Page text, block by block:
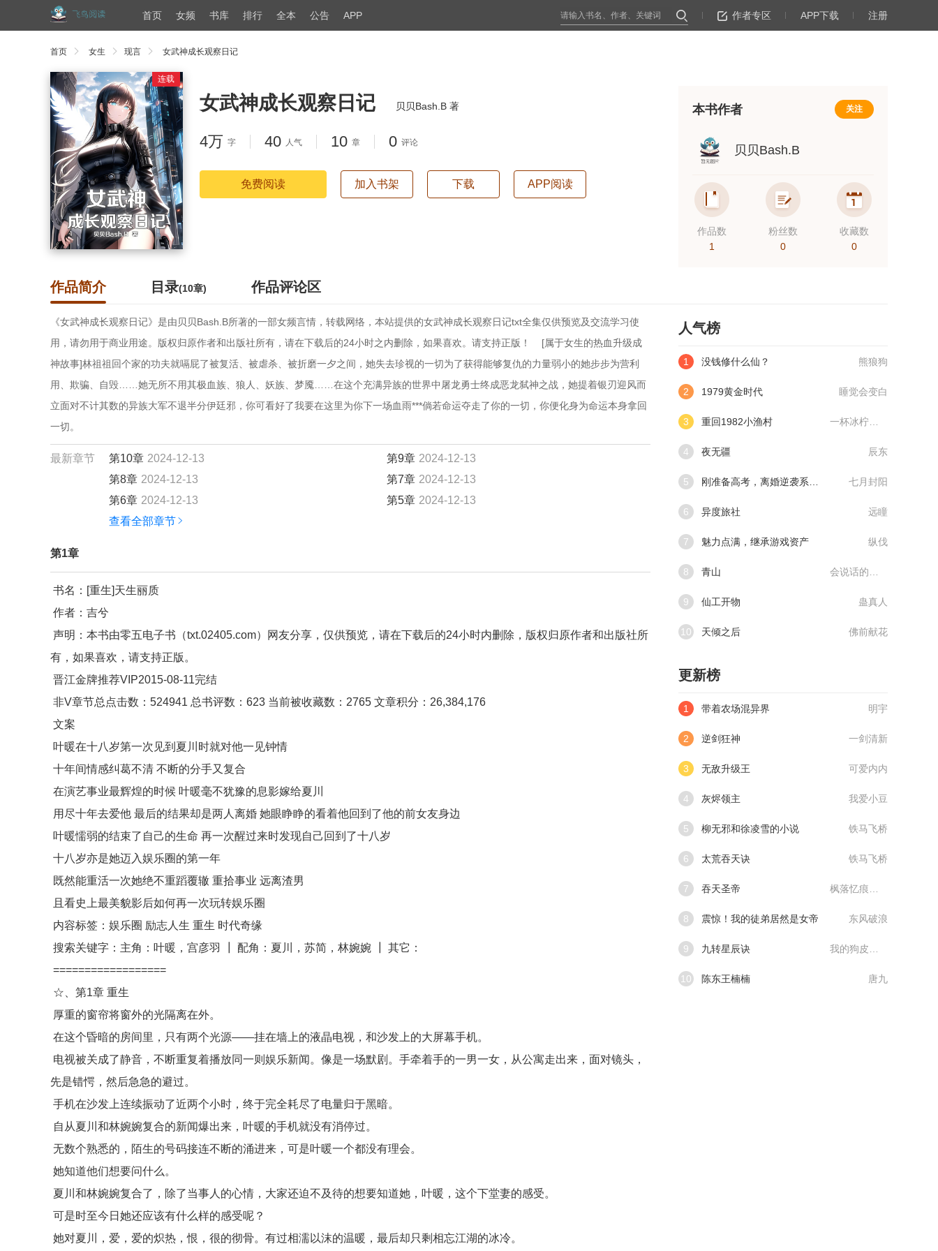
首页 女频 书库 排行 全本 公告 APP 作者专区 APP下载 注册
首页 女生 现言 女武神成长观察日记
连载
女武神成长观察日记 贝贝Bash.B 著
4万 字 40 人气 10 章 0 评论
免费阅读 加入书架 下载 APP阅读
作品简介 目录(10章) 作品评论区
本书作者 关注
贝贝Bash.B
作品数
1
粉丝数
0
收藏数
0
《女武神成长观察日记》是由贝贝Bash.B所著的一部女频言情，转载网络，本站提供的女武神成长观察日记txt全集仅供预览及交流学习使
用，请勿用于商业用途。版权归原作者和出版社所有，请在下载后的24小时之内删除，如果喜欢。请支持正版！    [属于女生的热血升级成
神故事]林祖祖回个家的功夫就嗝屁了被复活、被虐杀、被折磨一夕之间，她失去珍视的一切为了获得能够复仇的力量弱小的她步步为营利
用、欺骗、自毁……她无所不用其极血族、狼人、妖族、梦魇……在这个充满异族的世界中屠龙勇士终成恶龙弑神之战，她提着银刃迎风而
立面对不计其数的异族大军不退半分伊廷邪，你可看好了我要在这里为你下一场血雨***倘若命运夺走了你的一切，你便化身为命运本身拿回
一切。
最新章节 第10章 2024-12-13 第9章 2024-12-13
第8章 2024-12-13 第7章 2024-12-13
第6章 2024-12-13 第5章 2024-12-13
查看全部章节
第1章
书名：[重生]天生丽质
作者：吉兮
声明：本书由零五电子书（txt.02405.com）网友分享，仅供预览，请在下载后的24小时内删除，版权归原作者和出版社所
有，如果喜欢，请支持正版。
晋江金牌推荐VIP2015-08-11完结
非V章节总点击数：524941 总书评数：623 当前被收藏数：2765 文章积分：26,384,176
文案
叶暖在十八岁第一次见到夏川时就对他一见钟情
十年间情感纠葛不清 不断的分手又复合
在演艺事业最辉煌的时候 叶暖毫不犹豫的息影嫁给夏川
用尽十年去爱他 最后的结果却是两人离婚 她眼睁睁的看着他回到了他的前女友身边
叶暖懦弱的结束了自己的生命 再一次醒过来时发现自己回到了十八岁
十八岁亦是她迈入娱乐圈的第一年
既然能重活一次她绝不重蹈覆辙 重拾事业 远离渣男
且看史上最美貌影后如何再一次玩转娱乐圈
内容标签：娱乐圈 励志人生 重生 时代奇缘
搜索关键字：主角：叶暖，宫彦羽 ┃ 配角：夏川，苏简，林婉婉 ┃ 其它：
==================
☆、第1章 重生
厚重的窗帘将窗外的光隔离在外。
在这个昏暗的房间里，只有两个光源——挂在墙上的液晶电视，和沙发上的大屏幕手机。
电视被关成了静音，不断重复着播放同一则娱乐新闻。像是一场默剧。手牵着手的一男一女，从公寓走出来，面对镜头，
先是错愕，然后急急的避过。
手机在沙发上连续振动了近两个小时，终于完全耗尽了电量归于黑暗。
自从夏川和林婉婉复合的新闻爆出来，叶暖的手机就没有消停过。
无数个熟悉的，陌生的号码接连不断的涌进来，可是叶暖一个都没有理会。
她知道他们想要问什么。
夏川和林婉婉复合了，除了当事人的心情，大家还迫不及待的想要知道她，叶暖，这个下堂妻的感受。
可是时至今日她还应该有什么样的感受呢？
她对夏川，爱，爱的炽热，恨，很的彻骨。有过相濡以沫的温暖，最后却只剩相忘江湖的冰冷。
人气榜
1 没钱修什么仙？ 熊狼狗
2 1979黄金时代 睡觉会变白
3 重回1982小渔村
4 夜无疆 辰东
5 七月封阳
6 异度旅社 远瞳
7 魅力点满，继承游戏资产 纵伐
8 青山
9 仙工开物 蛊真人
10 天倾之后 佛前献花
更新榜
1 带着农场混异界 明宇
2 逆剑狂神 一剑清新
3 无敌升级王 可爱内内
4 灰烬领主 我爱小豆
5 柳无邪和徐凌雪的小说 铁马飞桥
6 太荒吞天诀 铁马飞桥
7 吞天圣帝
8 震惊！我的徒弟居然是女帝 东风破浪
9 九转星辰诀
10 陈东王楠楠 唐九